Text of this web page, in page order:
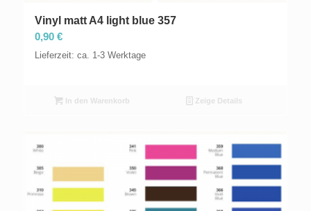
Vinyl matt A4 light blue 357
0,90 €
Lieferzeit: ca. 1-3 Werktage
In den Warenkorb Zeige Details